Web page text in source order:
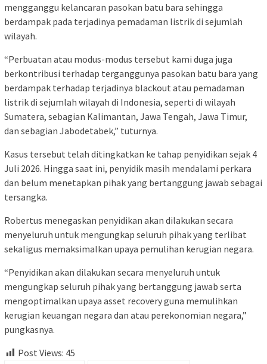
mengganggu kelancaran pasokan batu bara sehingga
berdampak pada terjadinya pemadaman listrik di sejumlah
wilayah.
“Perbuatan atau modus-modus tersebut kami duga juga
berkontribusi terhadap terganggunya pasokan batu bara yang
berdampak terhadap terjadinya blackout atau pemadaman
listrik di sejumlah wilayah di Indonesia, seperti di wilayah
Sumatera, sebagian Kalimantan, Jawa Tengah, Jawa Timur,
dan sebagian Jabodetabek,” tuturnya.
Kasus tersebut telah ditingkatkan ke tahap penyidikan sejak 4
Juli 2026. Hingga saat ini, penyidik masih mendalami perkara
dan belum menetapkan pihak yang bertanggung jawab sebagai
tersangka.
Robertus menegaskan penyidikan akan dilakukan secara
menyeluruh untuk mengungkap seluruh pihak yang terlibat
sekaligus memaksimalkan upaya pemulihan kerugian negara.
“Penyidikan akan dilakukan secara menyeluruh untuk
mengungkap seluruh pihak yang bertanggung jawab serta
mengoptimalkan upaya asset recovery guna memulihkan
kerugian keuangan negara dan atau perekonomian negara,”
pungkasnya.
Post Views: 45